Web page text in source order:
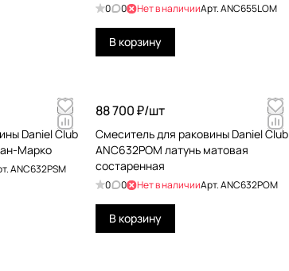
0 0 Нет в наличииАрт.ANC655LOM
В корзину
Daniel Club
Марко
ANC632PSM
88 700 ₽/шт
Смеситель для раковины Daniel Club
ANC632POM латунь матовая
состаренная
0 0 Нет в наличииАрт.ANC632POM
В корзину